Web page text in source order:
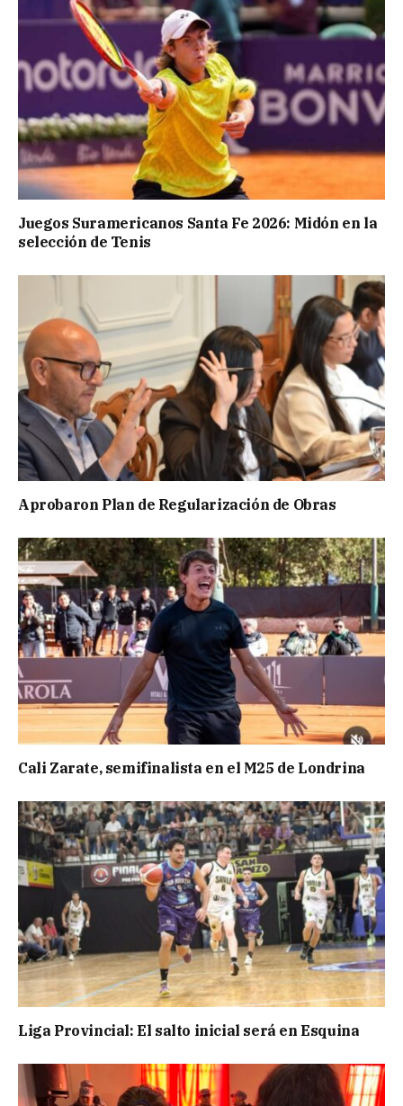
Juegos Suramericanos Santa Fe 2026: Midón en la
selección de Tenis
Aprobaron Plan de Regularización de Obras
Cali Zarate, semifinalista en el M25 de Londrina
Liga Provincial: El salto inicial será en Esquina